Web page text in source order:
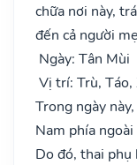
chữa nơi này,
đến cả người
Ngày: Tân Mùi
Vị trí: Trù, Táo,
Trong ngày
Nam phía
Do đó, thai